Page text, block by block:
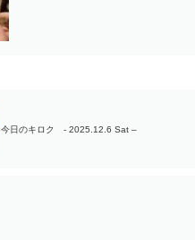
今日のキロク - 2025.12.6 Sat –